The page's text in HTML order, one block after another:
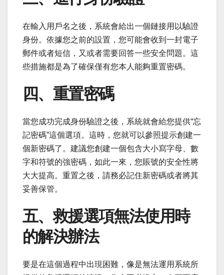
在輸入用戶名之後，系統會給出一個鏈接用以驗證
身份。依據您之前的設置，您可能會收到一封電子
郵件或者短信，又或者需要回答一些安全問題。這
些措施都是為了確保僅有您本人能夠重置密碼。
四、重置密碼
當您成功完成身份驗證之後，系統就會給您提供“忘
記密碼”這個選項。這時，您就可以參照提示創建一
個新密碼了。建議您創建一個包含大小寫字母、數
字和符號的強密碼，如此一來，您賬號的安全性將
大大提高。重置之後，請務必記住新密碼或者將其
妥善保管。
五、救援選項無法使用時
的解決辦法
要是在這個過程中出現困難，像是無法運用系統所